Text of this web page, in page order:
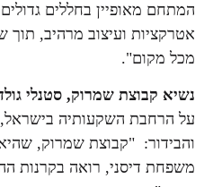
המתחם מאופיין בחללים
אטרקציות ועיצוב מרהיב,
מכל מקום".
נשיא קבוצת שמרוק, סטנלי
על הרחבת השקעותיה בישראל,
והבידור: "קבוצת שמרוק,
משפחת דיסני, רואה בקרנות